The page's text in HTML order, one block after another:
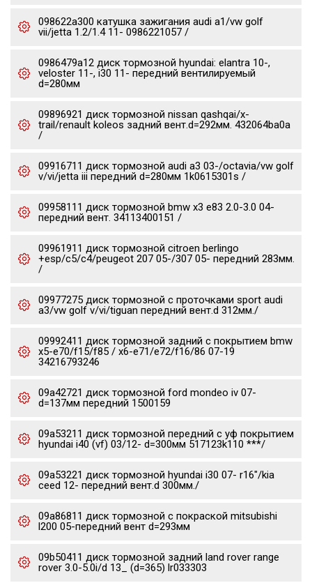
098622a300 катушка зажигания audi a1/vw golf
vii/jetta 1.2/1.4 11- 0986221057 /
0986479a12 диск тормозной hyundai: elantra 10-,
veloster 11-, i30 11- передний вентилируемый
d=280мм
09896921 диск тормозной nissan qashqai/x-
trail/renault koleos задний вент.d=292мм. 432064ba0a
/
09916711 диск тормозной audi a3 03-/octavia/vw golf
v/vi/jetta iii передний d=280мм 1k0615301s /
09958111 диск тормозной bmw x3 e83 2.0-3.0 04-
передний вент. 34113400151 /
09961911 диск тормозной citroen berlingo
+esp/c5/c4/peugeot 207 05-/307 05- передний 283мм.
/
09977275 диск тормозной c проточками sport audi
a3/vw golf v/vi/tiguan передний вент.d 312мм./
09992411 диск тормозной задний с покрытием bmw
x5-e70/f15/f85 / x6-e71/e72/f16/86 07-19
34216793246
09a42721 диск тормозной ford mondeo iv 07-
d=137мм передний 1500159
09a53211 диск тормозной передний с уф покрытием
hyundai i40 (vf) 03/12- d=300мм 517123k110 ***/
09a53221 диск тормозной hyundai i30 07- r16"/kia
ceed 12- передний вент.d 300мм./
09a86811 диск тормозной с покраской mitsubishi
l200 05-передний вент d=293мм
09b50411 диск тормозной задний land rover range
rover 3.0-5.0i/d 13_ (d=365) lr033303